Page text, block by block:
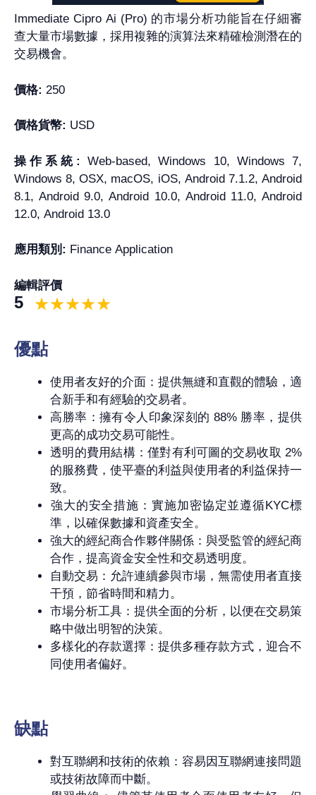
Immediate Cipro Ai (Pro) 的市場分析功能旨在仔細審
查大量市場數據，採用複雜的演算法來精確檢測潛在的
交易機會。
價格: 250
價格貨幣: USD
操作系統: Web-based, Windows 10, Windows 7,
Windows 8, OSX, macOS, iOS, Android 7.1.2, Android
8.1, Android 9.0, Android 10.0, Android 11.0, Android
12.0, Android 13.0
應用類別: Finance Application
編輯評價
5
優點
使用者友好的介面：提供無縫和直觀的體驗，適
合新手和有經驗的交易者。
高勝率：擁有令人印象深刻的 88% 勝率，提供
更高的成功交易可能性。
透明的費用結構：僅對有利可圖的交易收取 2%
的服務費，使平臺的利益與使用者的利益保持一
致。
強大的安全措施：實施加密協定並遵循KYC標
準，以確保數據和資產安全。
強大的經紀商合作夥伴關係：與受監管的經紀商
合作，提高資金安全性和交易透明度。
自動交易：允許連續參與市場，無需使用者直接
干預，節省時間和精力。
市場分析工具：提供全面的分析，以便在交易策
略中做出明智的決策。
多樣化的存款選擇：提供多種存款方式，迎合不
同使用者偏好。
缺點
對互聯網和技術的依賴：容易因互聯網連接問題
或技術故障而中斷。